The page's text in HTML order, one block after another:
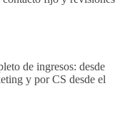
de ingresos: desde
y por CS desde el